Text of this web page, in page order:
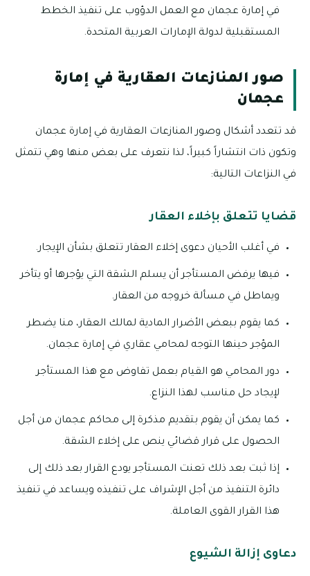
في إمارة عجمان مع العمل الدؤوب على تنفيذ الخطط
المستقبلية لدولة الإمارات العربية المتحدة.
صور المنازعات العقارية في إمارة
عجمان
قد تتعدد أشكال وصور المنازعات العقارية في إمارة عجمان
وتكون ذات انتشاراً كبيراً، لذا نتعرف على بعض منها وهي تتمثل
في النزاعات التالية:
قضايا تتعلق بإخلاء العقار
في أغلب الأحيان دعوى إخلاء العقار تتعلق بشأن الإيجار.
فيها يرفض المستأجر أن يسلم الشقة التي يؤجرها أو يتأخر
ويماطل في مسألة خروجه من العقار.
كما يقوم ببعض الأضرار المادية لمالك العقار، منا يضطر
المؤجر حينها التوجه لمحامي عقاري في إمارة عجمان.
دور المحامي هو القيام بعمل تفاوض مع هذا المستأجر
لإيجاد حل مناسب لهذا النزاع.
كما يمكن أن يقوم بتقديم مذكرة إلى محاكم عجمان من أجل
الحصول على قرار قضائي ينص على إخلاء الشقة.
إذا ثبت بعد ذلك تعنت المستأجر يودع القرار بعد ذلك إلى
دائرة التنفيذ من أجل الإشراف على تنفيذه ويساعد في تنفيذ
هذا القرار القوى العاملة.
دعاوى إزالة الشيوع